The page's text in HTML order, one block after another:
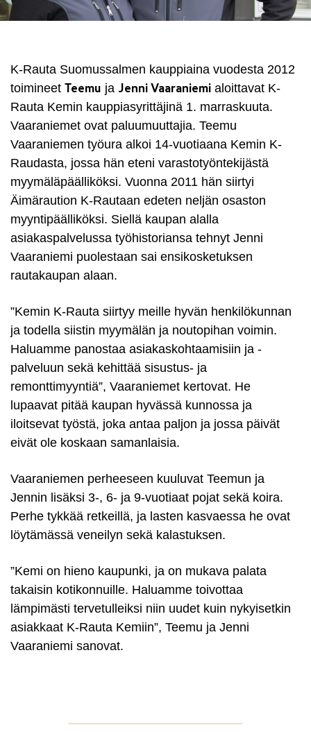
K-Rauta Suomussalmen kauppiaina vuodesta 2012
toimineet Teemu ja Jenni Vaaraniemi aloittavat K-
Rauta Kemin kauppiasyrittäjinä 1. marraskuuta.
Vaaraniemet ovat paluumuuttajia. Teemu
Vaaraniemen työura alkoi 14-vuotiaana Kemin K-
Raudasta, jossa hän eteni varastotyöntekijästä
myymäläpäälliköksi. Vuonna 2011 hän siirtyi
Äimäraution K-Rautaan edeten neljän osaston
myyntipäälliköksi. Siellä kaupan alalla
asiakaspalvelussa työhistoriansa tehnyt Jenni
Vaaraniemi puolestaan sai ensikosketuksen
rautakaupan alaan.
”Kemin K-Rauta siirtyy meille hyvän henkilökunnan
ja todella siistin myymälän ja noutopihan voimin.
Haluamme panostaa asiakaskohtaamisiin ja -
palveluun sekä kehittää sisustus- ja
remonttimyyntiä”, Vaaraniemet kertovat. He
lupaavat pitää kaupan hyvässä kunnossa ja
iloitsevat työstä, joka antaa paljon ja jossa päivät
eivät ole koskaan samanlaisia.
Vaaraniemen perheeseen kuuluvat Teemun ja
Jennin lisäksi 3-, 6- ja 9-vuotiaat pojat sekä koira.
Perhe tykkää retkeillä, ja lasten kasvaessa he ovat
löytämässä veneilyn sekä kalastuksen.
”Kemi on hieno kaupunki, ja on mukava palata
takaisin kotikonnuille. Haluamme toivottaa
lämpimästi tervetulleiksi niin uudet kuin nykyisetkin
asiakkaat K-Rauta Kemiin”, Teemu ja Jenni
Vaaraniemi sanovat.